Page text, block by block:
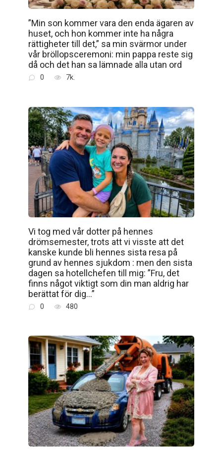
”Min son kommer vara den enda ägaren av
huset, och hon kommer inte ha några
rättigheter till det,” sa min svärmor under
vår bröllopsceremoni: min pappa reste sig
då och det han sa lämnade alla utan ord
0 7k.
Vi tog med vår dotter på hennes
drömsemester, trots att vi visste att det
kanske kunde bli hennes sista resa på
grund av hennes sjukdom : men den sista
dagen sa hotellchefen till mig: ”Fru, det
finns något viktigt som din man aldrig har
berättat för dig…”
0 480